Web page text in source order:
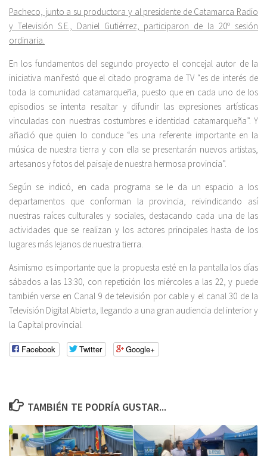
Pacheco, junto a su productora y al presidente de Catamarca Radio
y Televisión S.E., Daniel Gutiérrez, participaron de la 20º sesión
ordinaria.
En los fundamentos del segundo proyecto el concejal autor de la
iniciativa manifestó que el citado programa de TV “es de interés de
toda la comunidad catamarqueña, puesto que en cada uno de los
episodios se intenta resaltar y difundir las expresiones artísticas
vinculadas con nuestras costumbres e identidad catamarqueña”. Y
añadió que quien lo conduce “es una referente importante en la
música de nuestra tierra y con ella se presentarán nuevos artistas,
artesanos y fotos del paisaje de nuestra hermosa provincia”.
Según se indicó, en cada programa se le da un espacio a los
departamentos que conforman la provincia, reivindicando así
nuestras raíces culturales y sociales, destacando cada una de las
actividades que se realizan y los actores principales hasta de los
lugares más lejanos de nuestra tierra.
Asimismo es importante que la propuesta esté en la pantalla los días
sábados a las 13:30, con repetición los miércoles a las 22, y puede
también verse en Canal 9 de televisión por cable y el canal 30 de la
Televisión Digital Abierta, llegando a una gran audiencia del interior y
la Capital provincial.
Facebook Twitter Google+
TAMBIÉN TE PODRÍA GUSTAR...